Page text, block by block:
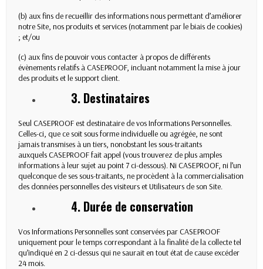
(b) aux fins de recueillir des informations nous permettant d’améliorer
notre Site, nos produits et services (notamment par le biais de cookies)
; et/ou
(c) aux fins de pouvoir vous contacter à propos de différents
évènements relatifs à CASEPROOF, incluant notamment la mise à jour
des produits et le support client.
3. Destinataires
Seul CASEPROOF est destinataire de vos Informations Personnelles.
Celles-ci, que ce soit sous forme individuelle ou agrégée, ne sont
jamais transmises à un tiers, nonobstant les sous-traitants
auxquels CASEPROOF fait appel (vous trouverez de plus amples
informations à leur sujet au point 7 ci-dessous). Ni CASEPROOF, ni l’un
quelconque de ses sous-traitants, ne procèdent à la commercialisation
des données personnelles des visiteurs et Utilisateurs de son Site.
4. Durée de conservation
Vos Informations Personnelles sont conservées par CASEPROOF
uniquement pour le temps correspondant à la finalité de la collecte tel
qu’indiqué en 2 ci-dessus qui ne saurait en tout état de cause excéder
24 mois.